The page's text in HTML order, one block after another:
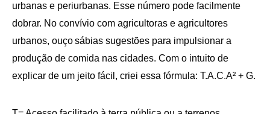
urbanas e periurbanas. Esse número pode facilmente
dobrar. No convívio com agricultoras e agricultores
urbanos, ouçosábias sugestões para impulsionar a
produção de comida nas cidades. Com o intuito de
explicar de um jeito fácil, criei essa fórmula: T.A.C.A² + G.